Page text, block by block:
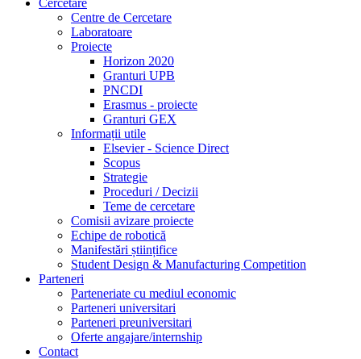
Cercetare
Centre de Cercetare
Laboratoare
Proiecte
Horizon 2020
Granturi UPB
PNCDI
Erasmus - proiecte
Granturi GEX
Informații utile
Elsevier - Science Direct
Scopus
Strategie
Proceduri / Decizii
Teme de cercetare
Comisii avizare proiecte
Echipe de robotică
Manifestări științifice
Student Design & Manufacturing Competition
Parteneri
Parteneriate cu mediul economic
Parteneri universitari
Parteneri preuniversitari
Oferte angajare/internship
Contact